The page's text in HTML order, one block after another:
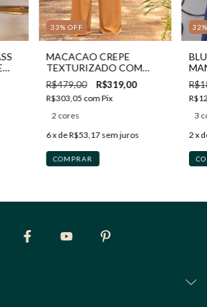
33% OFF
MACACAO CREPE
TEXTURIZADO COM
SOBREPOSICAO EM
DEVORE
R$479,00 R$319,00
R$303,05 com Pix
2 cores
6x deR$53,17sem juros
COMPRAR
32
3
2 x